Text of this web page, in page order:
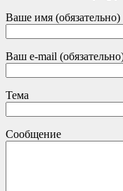
Ваше имя (обязательно)
Ваш e-mail
Тема
Сообщение